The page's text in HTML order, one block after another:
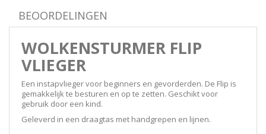
BEOORDELINGEN
WOLKENSTURMER FLIP
VLIEGER
Een instapvlieger voor beginners en gevorderden. De Flip is
gemakkelijk te besturen en op te zetten. Geschikt voor
gebruik door een kind.
Geleverd in een draagtas met handgrepen en lijnen.